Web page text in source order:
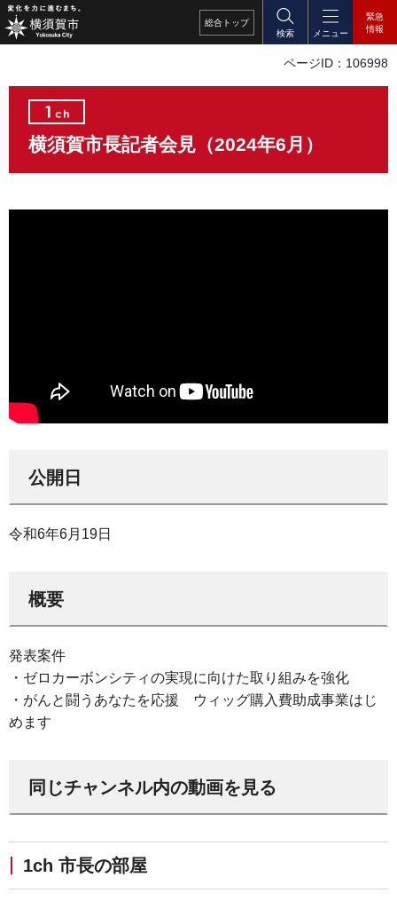
総合 トップ
検索
メニュー
緊急
情報
ページID：106998
横須賀市長記者会見（2024年6月）
公開日
令和6年6月19日
概要
発表案件
・ゼロカーボンシティの実現に向けた取り組みを強化
・がんと闘うあなたを応援 ウィッグ購入費助成事業はじ
めます
同じチャンネル内の動画を見る
1ch 市長の部屋